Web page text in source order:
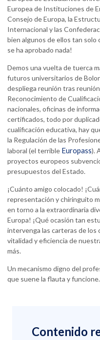
Europea de Instituciones de
Consejo de Europa, la
Internacional y las
bien algunos de ellos tan solo
se ha aprobado nada!
Demos una vuelta de tuerca
futuros universitarios de
despliega reunión tras
Reconocimiento de
nacionales, oficinas de
certificados, todo por
cualificación educativa, hay
la Regulación de las
laboral (el terrible Europass).
proyectos europeos
presupuestos del Estado.
¡Cuánto amigo colocado!
representación y chiringuito
en torno a la extraordinaria
Europa! ¡Qué ocasión tan
intervenga las carteras de los
vitalidad y eficiencia de
más.
Un mecanismo digno del
que suene la flauta y
Contenido